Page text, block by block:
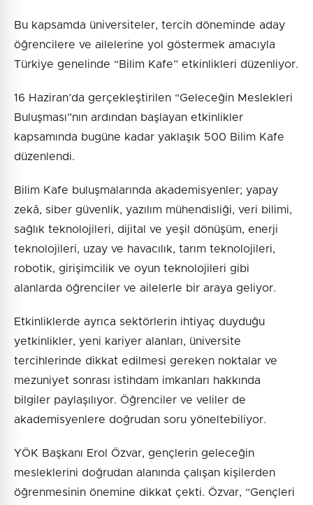
Bu kapsamda üniversiteler, tercih döneminde aday
öğrencilere ve ailelerine yol göstermek amacıyla
Türkiye genelinde “Bilim Kafe” etkinlikleri düzenliyor.
16 Haziran’da gerçekleştirilen “Geleceğin Meslekleri
Buluşması”nın ardından başlayan etkinlikler
kapsamında bugüne kadar yaklaşık 500 Bilim Kafe
düzenlendi.
Bilim Kafe buluşmalarında akademisyenler; yapay
zekâ, siber güvenlik, yazılım mühendisliği, veri bilimi,
sağlık teknolojileri, dijital ve yeşil dönüşüm, enerji
teknolojileri, uzay ve havacılık, tarım teknolojileri,
robotik, girişimcilik ve oyun teknolojileri gibi
alanlarda öğrenciler ve ailelerle bir araya geliyor.
Etkinliklerde ayrıca sektörlerin ihtiyaç duyduğu
yetkinlikler, yeni kariyer alanları, üniversite
tercihlerinde dikkat edilmesi gereken noktalar ve
mezuniyet sonrası istihdam imkanları hakkında
bilgiler paylaşılıyor. Öğrenciler ve veliler de
akademisyenlere doğrudan soru yöneltebiliyor.
YÖK Başkanı Erol Özvar, gençlerin geleceğin
mesleklerini doğrudan alanında çalışan kişilerden
öğrenmesinin önemine dikkat çekti. Özvar, “Gençleri